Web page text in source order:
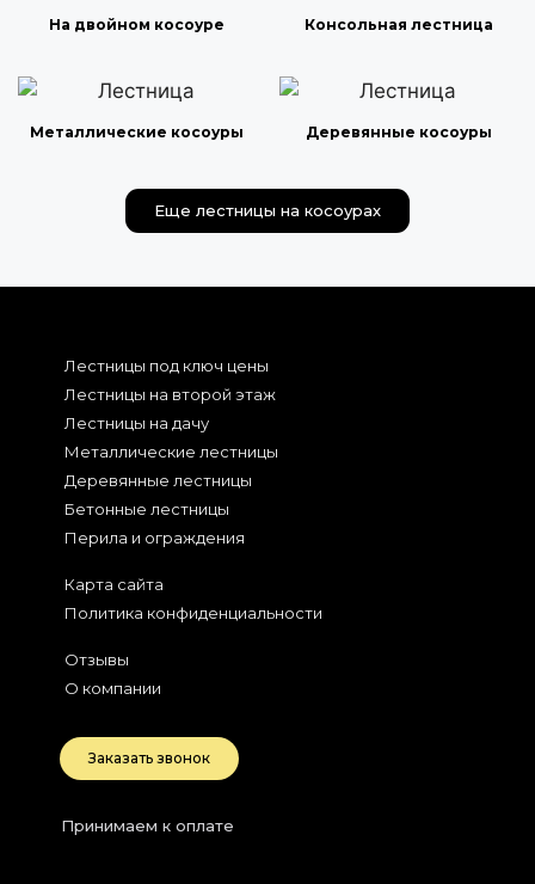
На двойном косоуре Консольная лестница
Металлические косоуры Деревянные косоуры
Еще лестницы на косоурах
Лестницы под ключ цены
Лестницы на второй этаж
Лестницы на дачу
Металлические лестницы
Деревянные лестницы
Бетонные лестницы
Перила и ограждения
Карта сайта
Политика конфиденциальности
Отзывы
О компании
Заказать звонок
Принимаем к оплате